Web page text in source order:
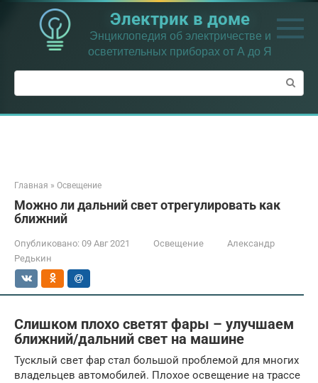
Перейти
контенту
Электрик в доме
Энциклопедия об электричестве и
осветительных приборах от А до Я
Поиск:
Главная » Освещение
Можно ли дальний свет отрегулировать как
ближний
Опубликовано: 09 Авг 2021 Освещение
Александр
Редькин
Слишком плохо светят фары – улучшаем
ближний/дальний свет на машине
Тусклый свет фар стал большой проблемой для многих
владельцев автомобилей. Плохое освещение на трассе